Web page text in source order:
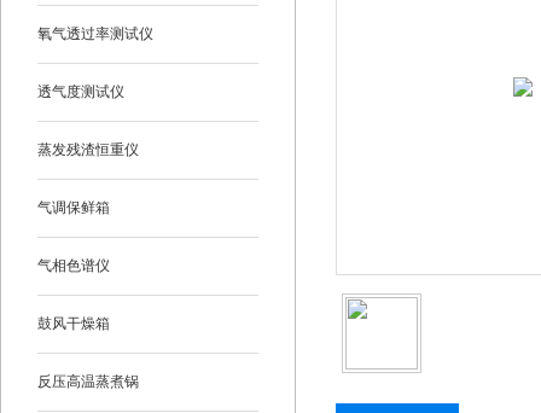
氧气透过率测试仪
透气度测试仪
蒸发残渣恒重仪
气调保鲜箱
气相色谱仪
鼓风干燥箱
反压高温蒸煮锅